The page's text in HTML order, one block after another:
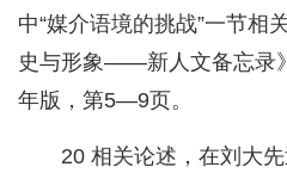
中“媒介语境的挑战”一节相
史与形象——新人文备忘录
年版，第5—9页。
20 相关论述，在刘大